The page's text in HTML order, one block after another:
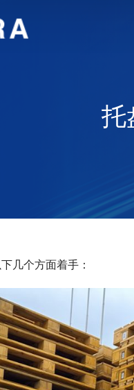
托
几个方面着手：